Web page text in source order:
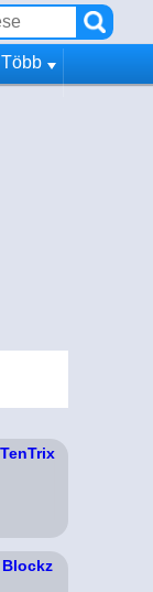
Több